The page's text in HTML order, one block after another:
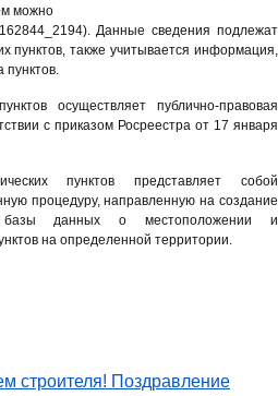
можно
Данные сведения подлежат
пунктов, также учитывается информация,
пунктов.
осуществляет публично-правовая
с приказом Росреестра от 17 января
пунктов представляет собой
процедуру, направленную на создание
базы данных о местоположении и
на определенной территории.
строителя! Поздравление